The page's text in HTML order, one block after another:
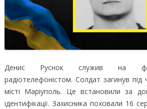
Денис Руснок служив на
радіотелефоністом. Солдат загинув під
місті Маріуполь. Це встановили за
ідентифікації. Захисника поховали 16